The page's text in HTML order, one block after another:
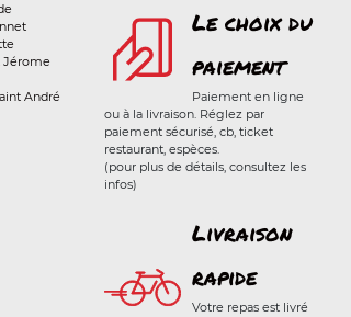
Jérome
André
Le choix du
paiement
Paiement en ligne
ou à la livraison. Réglez par
paiement sécurisé, cb, ticket
restaurant, espèces.
(pour plus de détails, consultez les
infos)
Livraison
rapide
Votre repas est livré